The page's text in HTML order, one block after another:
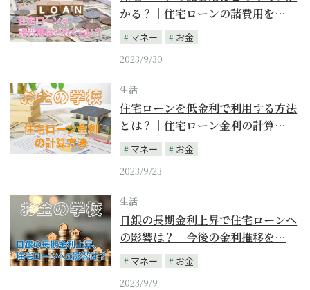
かる？｜住宅ローンの諸費用を…
マネー
お金
2023/9/30
生活
住宅ローンを低金利で利用する方法
とは？｜住宅ローン金利の計算…
マネー
お金
2023/9/23
生活
日銀の長期金利上昇で住宅ローンへ
の影響は？｜今後の金利推移を…
マネー
お金
2023/9/9